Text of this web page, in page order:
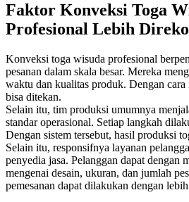
Faktor Konveksi Toga
Profesional Lebih
Konveksi toga wisuda profesional
pesanan dalam skala besar. Mereka
waktu dan kualitas produk. Dengan
bisa ditekan.
Selain itu, tim produksi umumnya
standar operasional. Setiap langkah
Dengan sistem tersebut, hasil produksi
Selain itu, responsifnya layanan
penyedia jasa. Pelanggan dapat dengan
mengenai desain, ukuran, dan jumlah
pemesanan dapat dilakukan dengan